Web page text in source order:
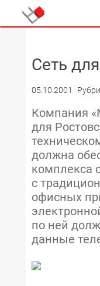
Сеть
05.10.2001
Компания
для
должна
комплекса
с
офисных
по ней
данные